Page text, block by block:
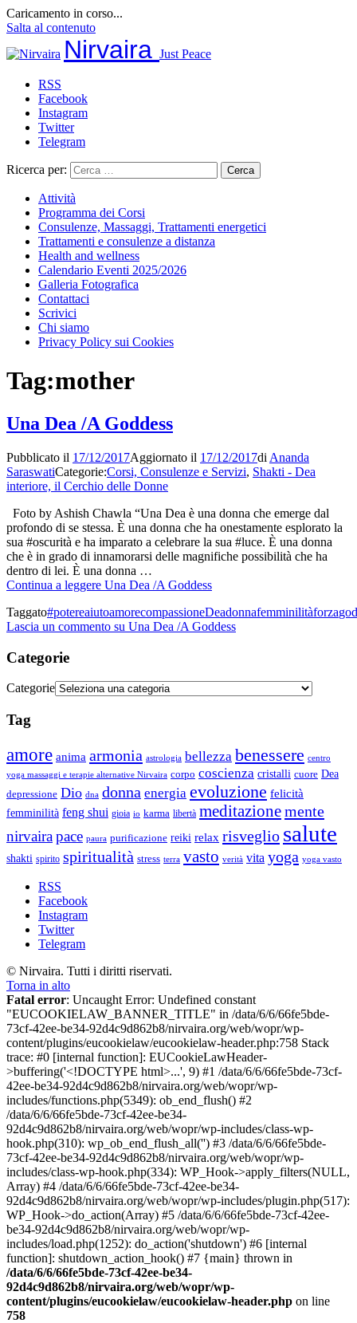
Caricamento in corso...
Salta al contenuto
Nirvaira Just Peace
RSS
Facebook
Instagram
Twitter
Telegram
Ricerca per:
Attività
Programma dei Corsi
Consulenze, Massaggi, Trattamenti energetici
Trattamenti e consulenze a distanza
Health and wellness
Calendario Eventi 2025/2026
Galleria Fotografica
Contattaci
Scrivici
Chi siamo
Privacy Policy sui Cookies
Tag:mother
Una Dea /A Goddess
Pubblicato il 17/12/2017Aggiornato il 17/12/2017di Ananda
SaraswatiCategorie:Corsi, Consulenze e Servizi, Shakti - Dea
interiore, il Cerchio delle Donne
Foto by Ashish Chawla “Una Dea è una donna che emerge dal
profondo di se stessa. È una donna che ha onestamente esplorato la
sua #oscurità e ha imparato a celebrare la sua #luce. È una donna
che è in grado di innamorarsi delle magnifiche possibilità che ha
dentro di lei. È una donna …
Continua a leggere Una Dea /A Goddess
Taggato#potereaiutoamorecompassioneDeadonnafemminilitàforza
Lascia un commento su Una Dea /A Goddess
Categorie
Categorie
Tag
amore anima armonia astrologia bellezza benessere centro
yoga massaggi e terapie alternative Nirvaira corpo coscienza cristalli cuore Dea
depressione Dio dna donna energia evoluzione felicità
femminilità feng shui gioia io karma libertà meditazionemente
nirvairapace paura purificazione reiki relax risveglio salute
shakti spirito spiritualità stress terra vasto verità vita yoga yoga vasto
RSS
Facebook
Instagram
Twitter
Telegram
© Nirvaira. Tutti i diritti riservati.
Torna in alto
Fatal error: Uncaught Error: Undefined constant
"EUCOOKIELAW_BANNER_TITLE" in /data/6/6/66fe5bde-
73cf-42ee-be34-92d4c9d862b8/nirvaira.org/web/wopr/wp-
content/plugins/eucookielaw/eucookielaw-header.php:758 Stack
trace: #0 [internal function]: EUCookieLawHeader-
>buffering('<!DOCTYPE html>...', 9) #1 /data/6/6/66fe5bde-73cf-
42ee-be34-92d4c9d862b8/nirvaira.org/web/wopr/wp-
includes/functions.php(5349): ob_end_flush() #2
/data/6/6/66fe5bde-73cf-42ee-be34-
92d4c9d862b8/nirvaira.org/web/wopr/wp-includes/class-wp-
hook.php(310): wp_ob_end_flush_all('') #3 /data/6/6/66fe5bde-
73cf-42ee-be34-92d4c9d862b8/nirvaira.org/web/wopr/wp-
includes/class-wp-hook.php(334): WP_Hook->apply_filters(NULL,
Array) #4 /data/6/6/66fe5bde-73cf-42ee-be34-
92d4c9d862b8/nirvaira.org/web/wopr/wp-includes/plugin.php(517):
WP_Hook->do_action(Array) #5 /data/6/6/66fe5bde-73cf-42ee-
be34-92d4c9d862b8/nirvaira.org/web/wopr/wp-
includes/load.php(1252): do_action('shutdown') #6 [internal
function]: shutdown_action_hook() #7 {main} thrown in
/data/6/6/66fe5bde-73cf-42ee-be34-
92d4c9d862b8/nirvaira.org/web/wopr/wp-
content/plugins/eucookielaw/eucookielaw-header.php on line
758